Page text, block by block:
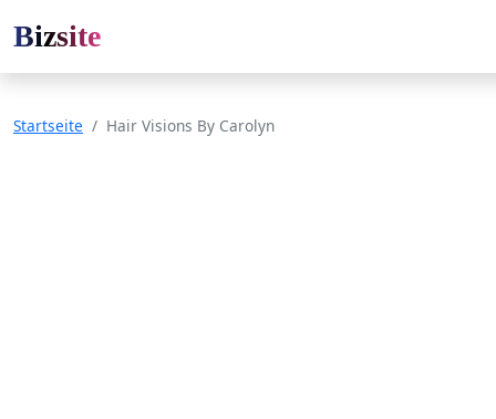
Bizsite
Startseite Hair Visions By Carolyn